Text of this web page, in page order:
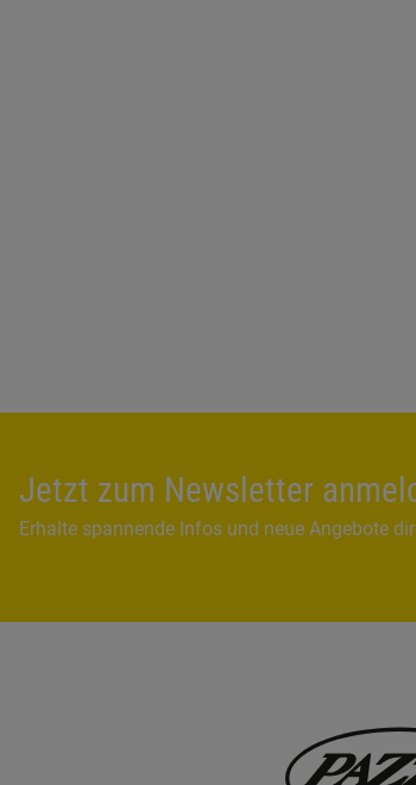
Jetzt zum Newsletter
Erhalte spannende Infos und neue Angebote